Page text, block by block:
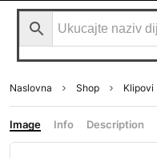
Naslovna Shop Klipovi
Image Info Description